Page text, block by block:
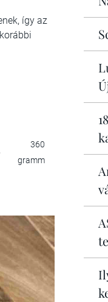
így az
360
gramm